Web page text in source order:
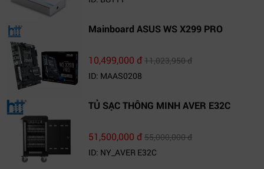
Mainboard ASUS WS X299 PRO
10,499,000 đ11,023,950 đ
ID: MAAS0208
TỦ SẠC THÔNG MINH AVER E32C
51,500,000 đ55,000,000 đ
ID: NY_AVER E32C